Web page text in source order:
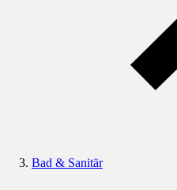
Bad & Sanitär